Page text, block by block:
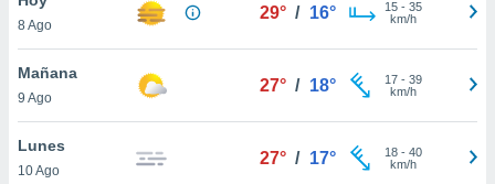
en
más
nuestra
8 Ago
29° / 16° 15- 35
km/h
Mañana
9 Ago
27° / 18° 17- 39
km/h
Lunes
10 Ago
27° / 17° 18- 40
km/h